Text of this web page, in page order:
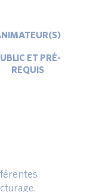
ET PRÉ-
REQUIS